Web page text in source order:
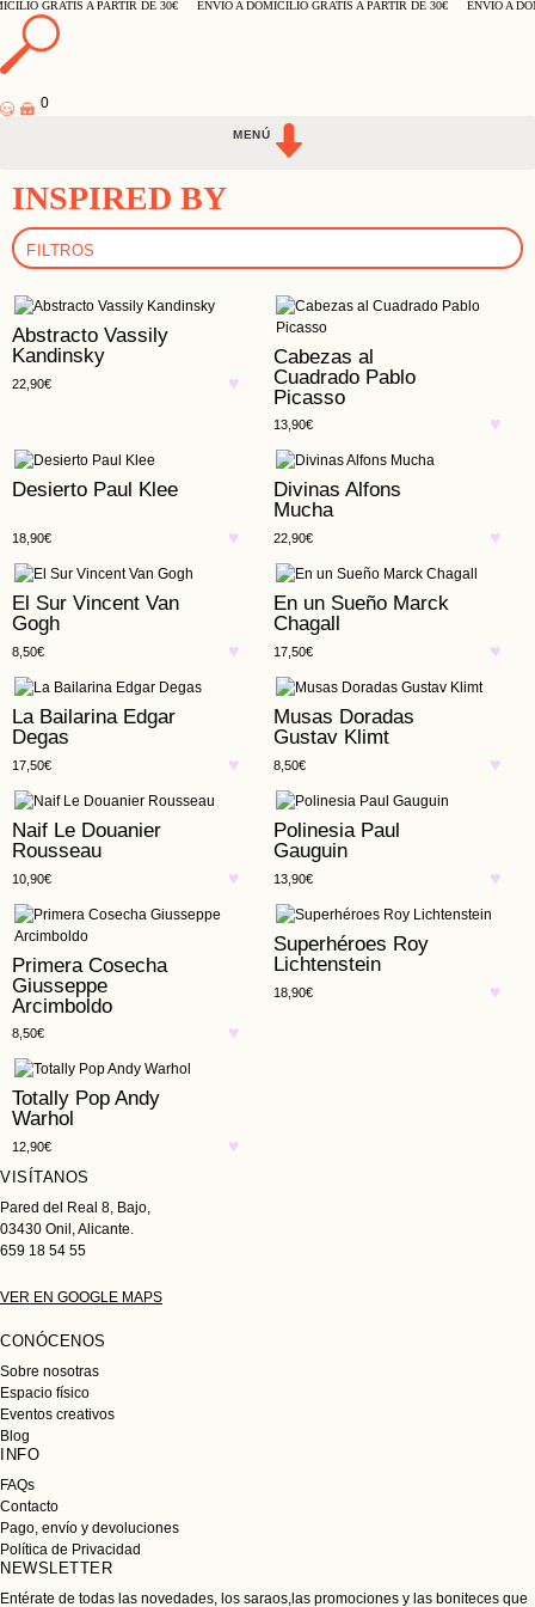
GRATIS A PARTIR DE 30€ ENVÍO A DOMICILIO GRATIS A PARTIR DE 30€ ENVÍO A
0
INSPIRED BY
FILTROS
Abstracto Vassily
Kandinsky
22,90€
Cabezas al
Cuadrado Pablo
Picasso
13,90€
Desierto Paul Klee
18,90€
Divinas Alfons
Mucha
22,90€
El Sur Vincent Van
Gogh
8,50€
En un Sueño Marck
Chagall
17,50€
La Bailarina Edgar
Degas
17,50€
Musas Doradas
Gustav Klimt
8,50€
Naif Le Douanier
Rousseau
10,90€
Polinesia Paul
Gauguin
13,90€
Primera Cosecha
Giusseppe
Arcimboldo
8,50€
Superhéroes Roy
Lichtenstein
18,90€
Totally Pop Andy
Warhol
12,90€
VISÍTANOS
Pared del Real 8, Bajo,
03430 Onil, Alicante.
659 18 54 55
VER EN GOOGLE MAPS
CONÓCENOS
Sobre nosotras
Espacio físico
Eventos creativos
Blog
INFO
FAQs
Contacto
Pago, envío y devoluciones
Política de Privacidad
NEWSLETTER
Entérate de todas las novedades, los saraos,las promociones y las boniteces que